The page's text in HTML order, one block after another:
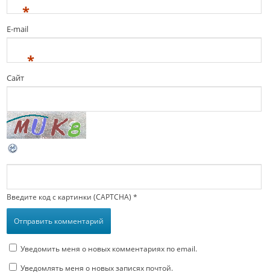
*
E-mail
*
Сайт
Введите код с картинки (CAPTCHA) *
Уведомить меня о новых комментариях по email.
Уведомлять меня о новых записях почтой.